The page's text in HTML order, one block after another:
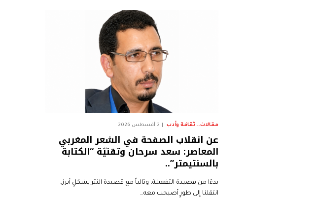
مقالات.. ثقافة وأدب 2 أغسطس 2026
عن انقلاب الصفحة في الشعر المغربي
المعاصر: سعد سرحان وتقنيّة “الكتابة
بالسنتيمتر”..
بدءًا من قصيدة التفعيلة، وتالياً مع قصيدة النثر بشكلٍ أبرز،
انتقلنا إلى طورٍ أصبحت معه…